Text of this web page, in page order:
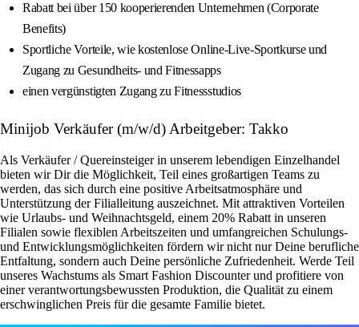
Rabatt bei über 150 kooperierenden Unternehmen (Corporate
Benefits)
Sportliche Vorteile, wie kostenlose Online-Live-Sportkurse und
Zugang zu Gesundheits- und Fitnessapps
einen vergünstigten Zugang zu Fitnessstudios
Minijob Verkäufer (m/w/d) Arbeitgeber: Takko
Als Verkäufer / Quereinsteiger in unserem lebendigen Einzelhandel
bieten wir Dir die Möglichkeit, Teil eines großartigen Teams zu
werden, das sich durch eine positive Arbeitsatmosphäre und
Unterstützung der Filialleitung auszeichnet. Mit attraktiven Vorteilen
wie Urlaubs- und Weihnachtsgeld, einem 20% Rabatt in unseren
Filialen sowie flexiblen Arbeitszeiten und umfangreichen Schulungs-
und Entwicklungsmöglichkeiten fördern wir nicht nur Deine berufliche
Entfaltung, sondern auch Deine persönliche Zufriedenheit. Werde Teil
unseres Wachstums als Smart Fashion Discounter und profitiere von
einer verantwortungsbewussten Produktion, die Qualität zu einem
erschwinglichen Preis für die gesamte Familie bietet.